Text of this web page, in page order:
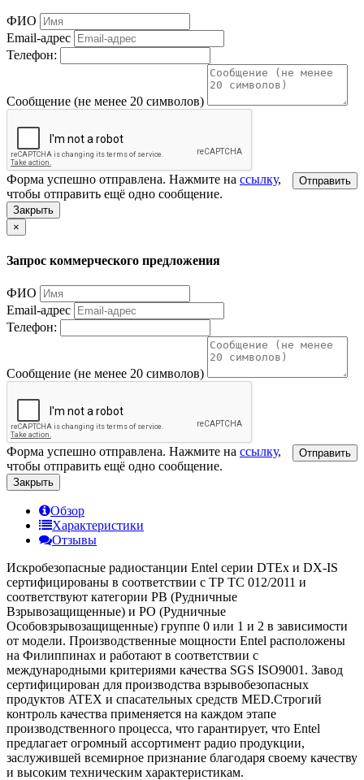
ФИО
Email-адрес
Телефон:
Сообщение (не менее 20 символов)
Отправить
Форма успешно отправлена. Нажмите на ссылку,
чтобы отправить ещё одно сообщение.
Закрыть
×
Запрос коммерческого предложения
ФИО
Email-адрес
Телефон:
Сообщение (не менее 20 символов)
Отправить
Форма успешно отправлена. Нажмите на ссылку,
чтобы отправить ещё одно сообщение.
Закрыть
Обзор
Характеристики
Отзывы
Искробезопасные радиостанции Entel серии DTEx и DX-IS
сертифицированы в соответствии с ТР ТС 012/2011 и
соответствуют категории РВ (Рудничные
Взрывозащищенные) и РО (Рудничные
Особовзрывозащищенные) группе 0 или 1 и 2 в зависимости
от модели. Производственные мощности Entel расположены
на Филиппинах и работают в соответствии с
международными критериями качества SGS ISO9001. Завод
сертифицирован для производства взрывобезопасных
продуктов ATEX и спасательных средств MED.Строгий
контроль качества применяется на каждом этапе
производственного процесса, что гарантирует, что Entel
предлагает огромный ассортимент радио продукции,
заслужившей всемирное признание благодаря своему качеству
и высоким техническим характеристикам.